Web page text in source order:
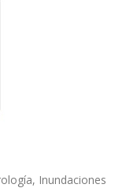
, Inundaciones